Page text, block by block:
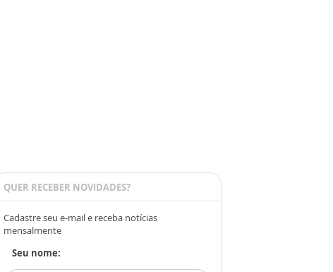
QUER RECEBER NOVIDADES?
Cadastre seu e-mail e receba notícias
mensalmente
Seu nome: